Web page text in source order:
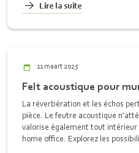
Lire la suite
11 maart 2025
Felt acoustique pour
La réverbération et les échos
pièce. Le feutre acoustique
valorise également tout intérieur
home office. Explorez les